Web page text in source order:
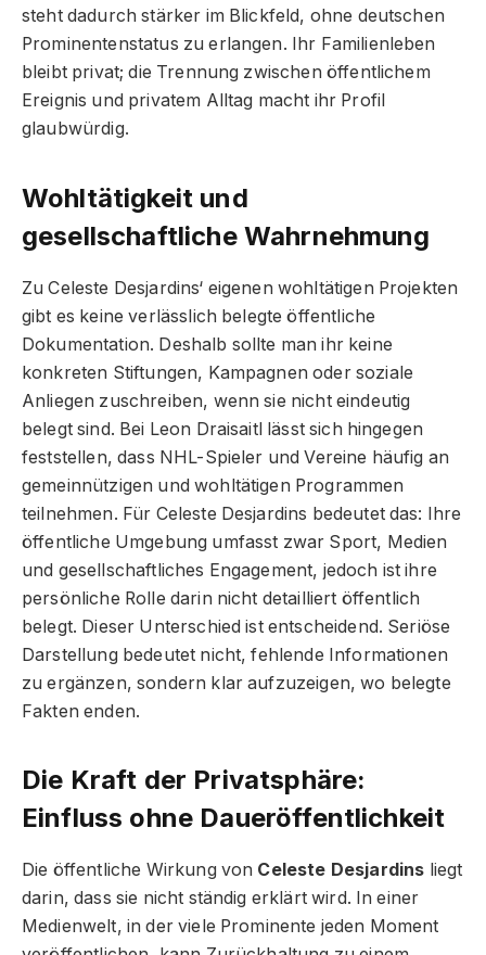
steht dadurch stärker im Blickfeld, ohne deutschen
Prominentenstatus zu erlangen. Ihr Familienleben
bleibt privat; die Trennung zwischen öffentlichem
Ereignis und privatem Alltag macht ihr Profil
glaubwürdig.
Wohltätigkeit und
gesellschaftliche Wahrnehmung
Zu Celeste Desjardins‘ eigenen wohltätigen Projekten
gibt es keine verlässlich belegte öffentliche
Dokumentation. Deshalb sollte man ihr keine
konkreten Stiftungen, Kampagnen oder soziale
Anliegen zuschreiben, wenn sie nicht eindeutig
belegt sind. Bei Leon Draisaitl lässt sich hingegen
feststellen, dass NHL-Spieler und Vereine häufig an
gemeinnützigen und wohltätigen Programmen
teilnehmen. Für Celeste Desjardins bedeutet das: Ihre
öffentliche Umgebung umfasst zwar Sport, Medien
und gesellschaftliches Engagement, jedoch ist ihre
persönliche Rolle darin nicht detailliert öffentlich
belegt. Dieser Unterschied ist entscheidend. Seriöse
Darstellung bedeutet nicht, fehlende Informationen
zu ergänzen, sondern klar aufzuzeigen, wo belegte
Fakten enden.
Die Kraft der Privatsphäre:
Einfluss ohne Daueröffentlichkeit
Die öffentliche Wirkung von Celeste Desjardins liegt
darin, dass sie nicht ständig erklärt wird. In einer
Medienwelt, in der viele Prominente jeden Moment